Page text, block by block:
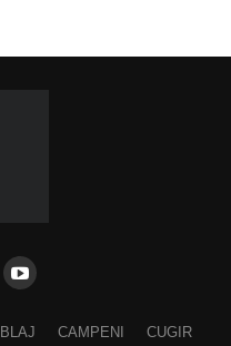
BLAJ CAMPENI CUGIR